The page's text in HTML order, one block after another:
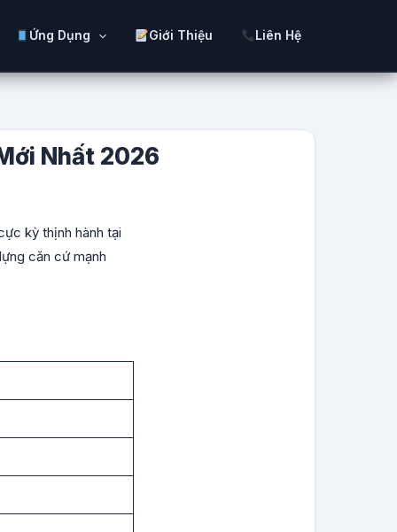
Ứng Dụng Giới Thiệu Liên Hệ
Nhất 2026
kỳ thịnh hành tại
căn cứ mạnh